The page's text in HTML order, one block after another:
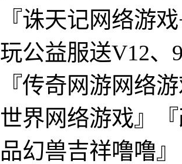
『诛天记网络游
玩公益服送V12、
『传奇网游网络
世界网络游戏』
品幻兽吉祥噜噜